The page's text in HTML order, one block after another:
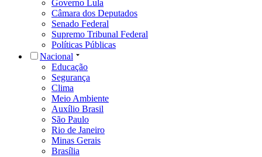
Governo Lula
Câmara dos Deputados
Senado Federal
Supremo Tribunal Federal
Políticas Públicas
Nacional
Educação
Segurança
Clima
Meio Ambiente
Auxílio Brasil
São Paulo
Rio de Janeiro
Minas Gerais
Brasília